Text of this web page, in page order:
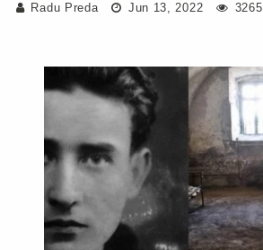
Radu Preda Jun 13, 2022 3265